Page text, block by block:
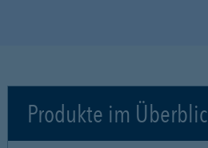
Produkte im